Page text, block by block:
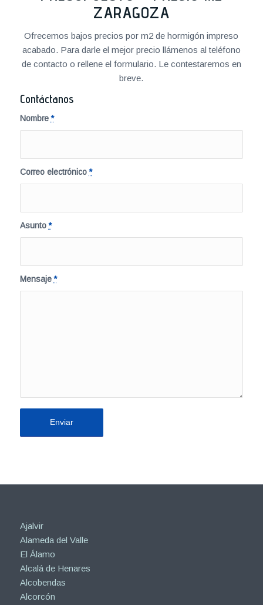
ZARAGOZA
Ofrecemos bajos precios por m2 de hormigón impreso
acabado. Para darle el mejor precio llámenos al teléfono
de contacto o rellene el formulario. Le contestaremos en
breve.
Contáctanos
Nombre*
Correo electrónico*
Asunto*
Mensaje*
Ajalvir
Alameda del Valle
El Álamo
Alcalá de Henares
Alcobendas
Alcorcón